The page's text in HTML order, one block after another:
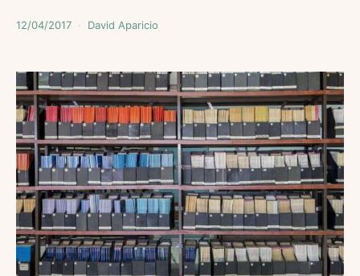
12/04/2017 David Aparicio